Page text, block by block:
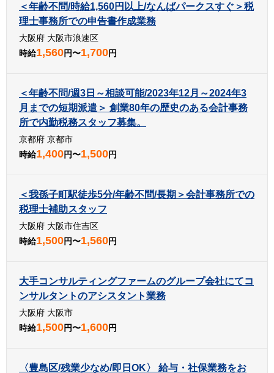
＜年齢不問/時給1,560円以上/なんばパークスすぐ＞税
理士事務所での申告書作成業務
大阪府 大阪市浪速区
時給1,560円〜1,700円
＜年齢不問/週3日～相談可能/2023年12月～2024年3
月までの短期派遣＞ 創業80年の歴史のある会計事務
所で内勤税務スタッフ募集。
京都府 京都市
時給1,400円〜1,500円
＜我孫子町駅徒歩5分/年齢不問/長期＞会計事務所での
税理士補助スタッフ
大阪府 大阪市住吉区
時給1,500円〜1,560円
大手コンサルティングファームのグループ会社にてコ
ンサルタントのアシスタント業務
大阪府 大阪市
時給1,500円〜1,600円
〈豊島区/残業少なめ/即日OK〉 給与・社保業務をお